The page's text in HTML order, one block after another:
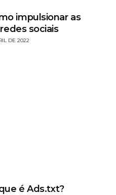
impulsionar as
sociais
DE 2022
é Ads.txt?